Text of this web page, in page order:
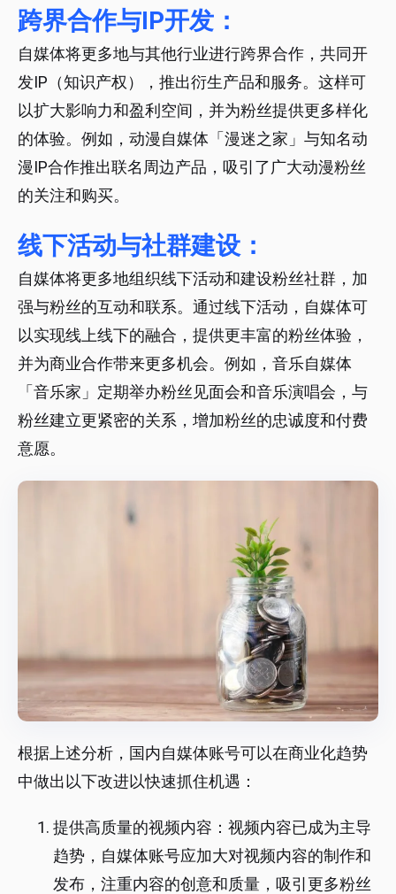
跨界合作与IP开发：
自媒体将更多地与其他行业进行跨界合作，共同开
发IP（知识产权），推出衍生产品和服务。这样可
以扩大影响力和盈利空间，并为粉丝提供更多样化
的体验。例如，动漫自媒体「漫迷之家」与知名动
漫IP合作推出联名周边产品，吸引了广大动漫粉丝
的关注和购买。
线下活动与社群建设：
自媒体将更多地组织线下活动和建设粉丝社群，加
强与粉丝的互动和联系。通过线下活动，自媒体可
以实现线上线下的融合，提供更丰富的粉丝体验，
并为商业合作带来更多机会。例如，音乐自媒体
「音乐家」定期举办粉丝见面会和音乐演唱会，与
粉丝建立更紧密的关系，增加粉丝的忠诚度和付费
意愿。
根据上述分析，国内自媒体账号可以在商业化趋势
中做出以下改进以快速抓住机遇：
提供高质量的视频内容：视频内容已成为主导
趋势，自媒体账号应加大对视频内容的制作和
发布，注重内容的创意和质量，吸引更多粉丝